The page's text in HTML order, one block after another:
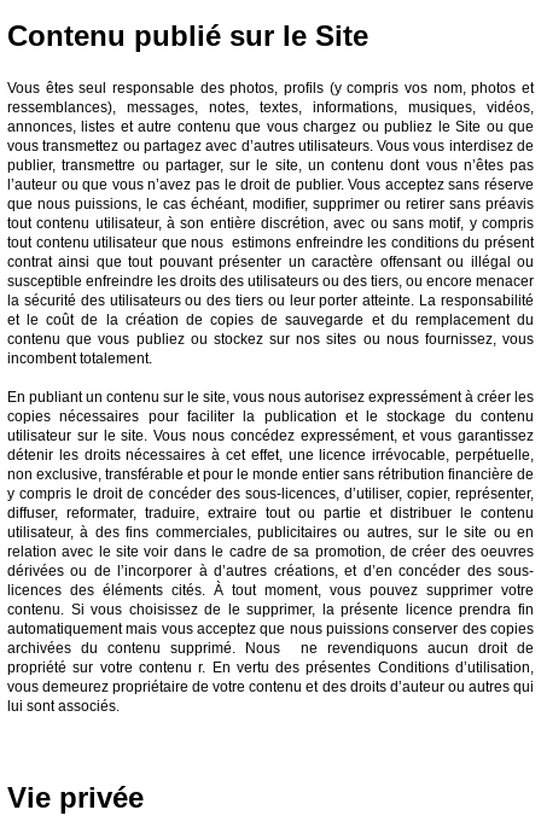
Contenu publié sur le Site
Vous êtes seul responsable des photos, profils (y compris vos nom, photos et
ressemblances), messages, notes, textes, informations, musiques, vidéos,
annonces, listes et autre contenu que vous chargez ou publiez le Site ou que
vous transmettez ou partagez avec d’autres utilisateurs. Vous vous interdisez de
publier, transmettre ou partager, sur le site, un contenu dont vous n’êtes pas
l’auteur ou que vous n’avez pas le droit de publier. Vous acceptez sans réserve
que nous puissions, le cas échéant, modifier, supprimer ou retirer sans préavis
tout contenu utilisateur, à son entière discrétion, avec ou sans motif, y compris
tout contenu utilisateur que nous estimons enfreindre les conditions du présent
contrat ainsi que tout pouvant présenter un caractère offensant ou illégal ou
susceptible enfreindre les droits des utilisateurs ou des tiers, ou encore menacer
la sécurité des utilisateurs ou des tiers ou leur porter atteinte. La responsabilité
et le coût de la création de copies de sauvegarde et du remplacement du
contenu que vous publiez ou stockez sur nos sites ou nous fournissez, vous
incombent totalement.
En publiant un contenu sur le site, vous nous autorisez expressément à créer les
copies nécessaires pour faciliter la publication et le stockage du contenu
utilisateur sur le site. Vous nous concédez expressément, et vous garantissez
détenir les droits nécessaires à cet effet, une licence irrévocable, perpétuelle,
non exclusive, transférable et pour le monde entier sans rétribution financière de
y compris le droit de concéder des sous-licences, d’utiliser, copier, représenter,
diffuser, reformater, traduire, extraire tout ou partie et distribuer le contenu
utilisateur, à des fins commerciales, publicitaires ou autres, sur le site ou en
relation avec le site voir dans le cadre de sa promotion, de créer des oeuvres
dérivées ou de l’incorporer à d’autres créations, et d’en concéder des sous-
licences des éléments cités. À tout moment, vous pouvez supprimer votre
contenu. Si vous choisissez de le supprimer, la présente licence prendra fin
automatiquement mais vous acceptez que nous puissions conserver des copies
archivées du contenu supprimé. Nous ne revendiquons aucun droit de
propriété sur votre contenu r. En vertu des présentes Conditions d’utilisation,
vous demeurez propriétaire de votre contenu et des droits d’auteur ou autres qui
lui sont associés.
Vie privée